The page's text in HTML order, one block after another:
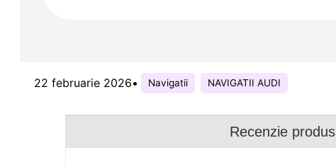
22 februarie 2026• Navigatii NAVIGATII AUDI
Recenzie produs